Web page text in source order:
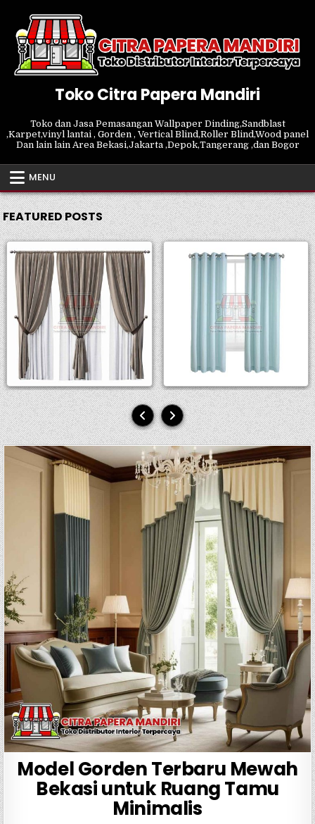
content
Toko Citra Papera Mandiri
Toko dan Jasa Pemasangan Wallpaper Dinding,Sandblast
,Karpet,vinyl lantai , Gorden , Vertical Blind,Roller Blind,Wood panel
Dan lain lain Area Bekasi,Jakarta ,Depok,Tangerang ,dan Bogor
MENU
FEATURED POSTS
Model Gorden Terbaru Mewah
Bekasi untuk Ruang Tamu
Minimalis